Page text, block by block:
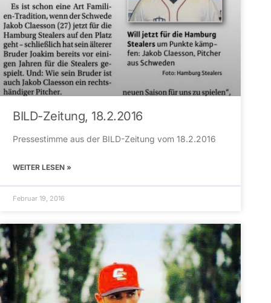
BILD-Zeitung, 18.2.2016
Pressestimme aus der BILD-Zeitung vom 18.2.2016
WEITER LESEN »
Februar 19, 2016